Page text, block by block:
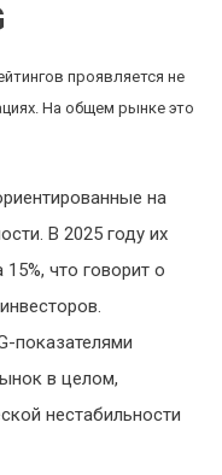
проявляется не
На общем рынке это
на
В 2025 году их
что говорит о
показателями
в целом,
нестабильности